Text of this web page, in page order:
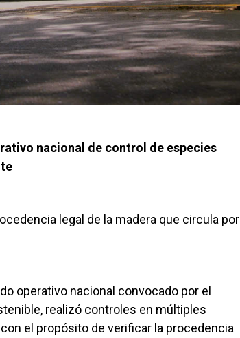
nacional de control de especies
legal de la madera que circula por
operativo nacional convocado por el
realizó controles en múltiples
el propósito de verificar la procedencia